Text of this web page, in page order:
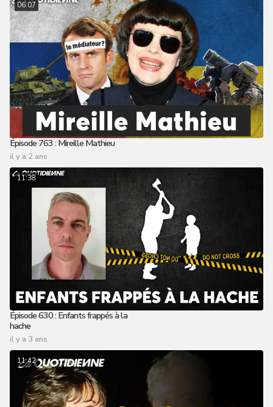
06:07
Épisode 763 : Mireille Mathieu
il y a 2 ans
11:38
Épisode 630 : Enfants frappés à la
hache
il y a 3 ans
11:42